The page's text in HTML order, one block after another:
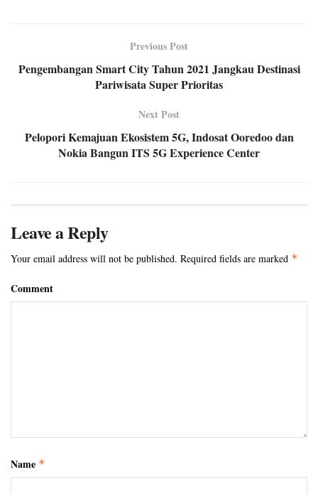
Previous Post
Pengembangan Smart City Tahun 2021 Jangkau Destinasi
Pariwisata Super Prioritas
Next Post
Pelopori Kemajuan Ekosistem 5G, Indosat Ooredoo dan
Nokia Bangun ITS 5G Experience Center
Leave a Reply
Your email address will not be published. Required fields are marked *
Comment
Name *